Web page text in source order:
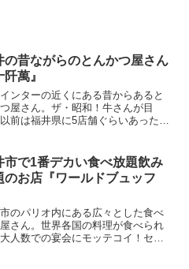
の昔ながらのとんかつ屋さん
阡萬』
ンターの近くにある昔からあると
屋さん。ザ・昭和！牛さんが目
前は福井県に5店舗ぐらいあったけ
食べられる・店内が広くて団体、
OK・カラシが...
市で1番デカい食べ放題飲み
のお店『ワールドブュッフ
のパリオ内にある広々とした食べ
さん。世界各国の料理が食べられ
人数での宴会にモッテコイ！セン